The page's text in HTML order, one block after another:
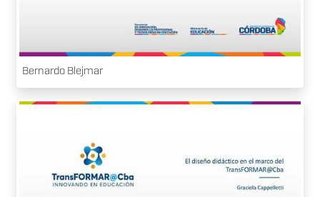
Bernardo Blejmar